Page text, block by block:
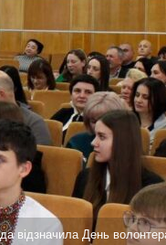
відзначила День